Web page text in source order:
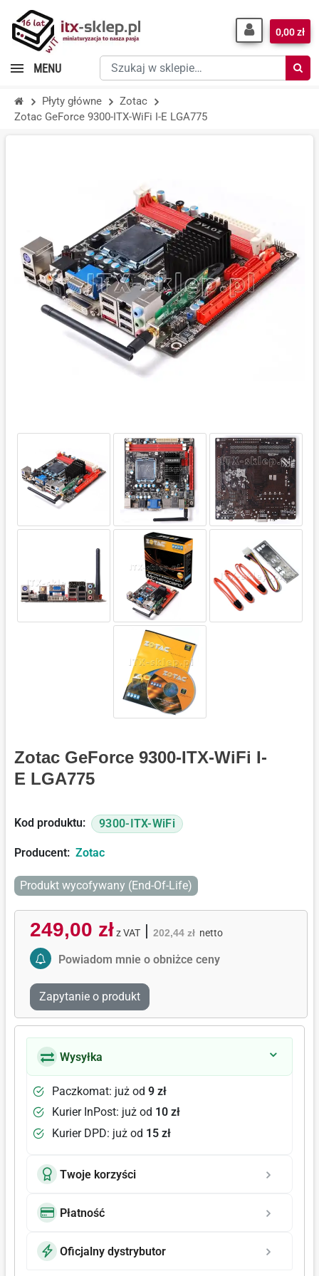
Szukaj
w
sklepie…
0,00 zł
MENU
Płyty główne
Zotac
Zotac GeForce 9300-ITX-WiFi I-E LGA775
Zotac GeForce 9300-ITX-WiFi I-
E LGA775
Kod produktu: 9300-ITX-WiFi
Producent: Zotac
Produkt wycofywany (End-Of-Life)
249,00 zł z VAT| 202,44 zł netto
Activate Price Alert
Powiadom mnie o obniżce ceny
Zapytanie o produkt
Wysyłka
Paczkomat: już od 9 zł
Kurier InPost: już od 10 zł
Kurier DPD: już od 15 zł
Twoje korzyści
Płatność
Oficjalny dystrybutor